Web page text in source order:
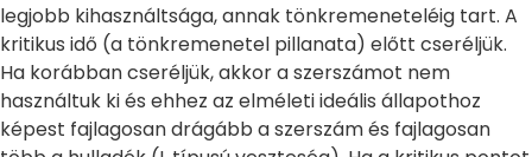
legjobb kihasználtsága, annak tönkremeneteléig tart. A
kritikus idő (a tönkremenetel pillanata) előtt cseréljük.
Ha korábban cseréljük, akkor a szerszámot nem
használtuk ki és ehhez az elméleti ideális állapothoz
képest fajlagosan drágább a szerszám és fajlagosan